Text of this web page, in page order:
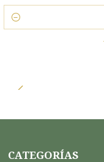
Cantidad
CATEGORÍAS